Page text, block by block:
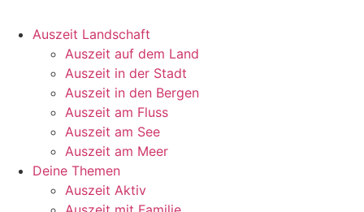
Auszeit Landschaft
Auszeit auf dem Land
Auszeit in der Stadt
Auszeit in den Bergen
Auszeit am Fluss
Auszeit am See
Auszeit am Meer
Deine Themen
Auszeit Aktiv